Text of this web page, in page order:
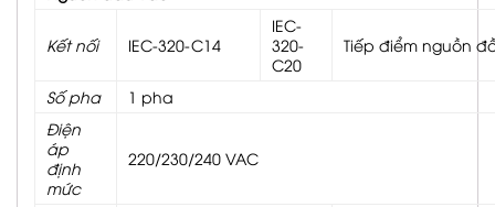
Kết nối IEC-320-C14
IEC-
320-
C20
Tiếp điểm nguồn
Số pha
1 pha
Điện
áp
định
mức
220/230/240 VAC